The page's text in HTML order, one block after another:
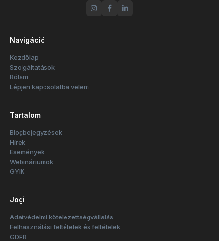
Navigáció
Kezdőlap
Szolgáltatások
Rólam
Lépjen kapcsolatba velem
Tartalom
Blogbejegyzések
Hírek
Események
Webináriumok
GYIK
Jogi
Adatvédelmi kötelezettségvállalás
Felhasználási feltételek és feltételek
GDPR